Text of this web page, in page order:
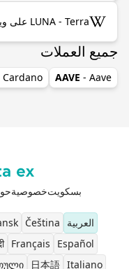
LUNA - Terra على ويكيبيديا
جميع العملات
AAVE - Aave
Cardano
بسكويتخصوصية
العربية
Čeština
Español
Français
Italiano
日本語